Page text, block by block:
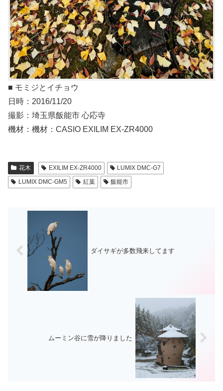
■ モミジとイチョウ
日時：2016/11/20
撮影：埼玉県飯能市 心応寺
機材：機材：CASIO EXILIM EX-ZR4000
花木 EXILIM EX-ZR4000
LUMIX DMC-G7
LUMIX DMC-GM5
紅葉 飯能市
ダイサギが多数飛来してます
ムーミン谷に雪が降りました